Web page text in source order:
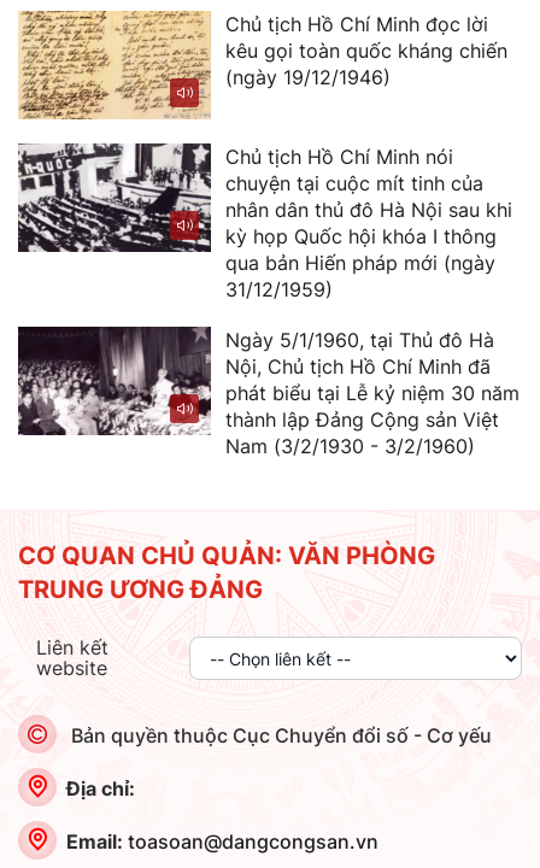
Chủ tịch Hồ Chí Minh đọc lời
kêu gọi toàn quốc kháng chiến
(ngày 19/12/1946)
Chủ tịch Hồ Chí Minh nói
chuyện tại cuộc mít tinh của
nhân dân thủ đô Hà Nội sau khi
kỳ họp Quốc hội khóa I thông
qua bản Hiến pháp mới (ngày
31/12/1959)
Ngày 5/1/1960, tại Thủ đô Hà
Nội, Chủ tịch Hồ Chí Minh đã
phát biểu tại Lễ kỷ niệm 30 năm
thành lập Đảng Cộng sản Việt
Nam (3/2/1930 - 3/2/1960)
CƠ QUAN CHỦ QUẢN: VĂN PHÒNG
TRUNG ƯƠNG ĐẢNG
Liên kết
website
Bản quyền thuộc Cục Chuyển đổi số - Cơ yếu
Địa chỉ:
Email: toasoan@dangcongsan.vn